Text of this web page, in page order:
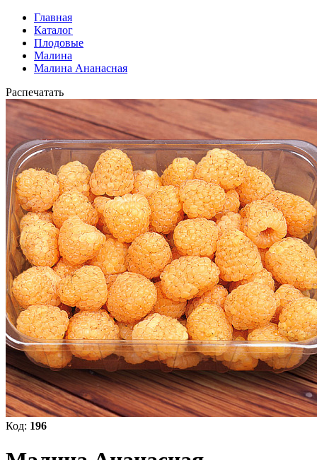
Главная
Каталог
Плодовые
Малина
Малина Ананасная
Распечатать
Код: 196